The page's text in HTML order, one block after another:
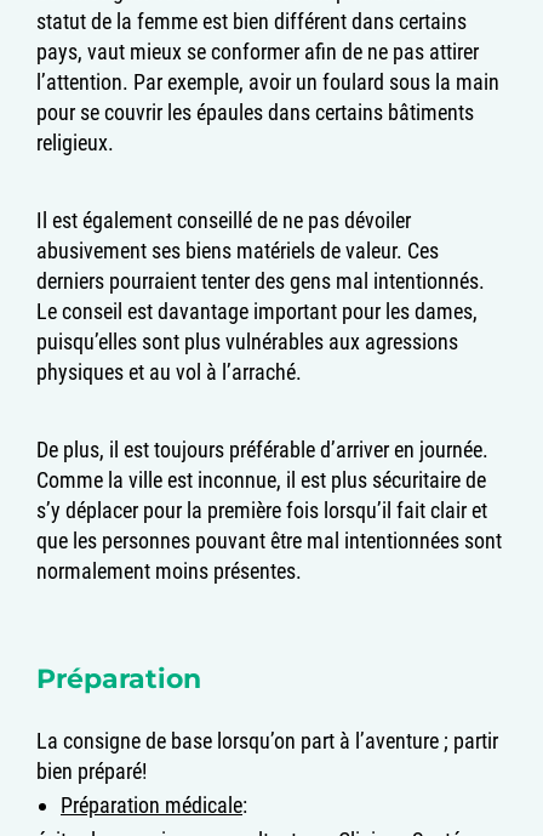
statut de la femme est bien différent dans certains
pays, vaut mieux se conformer afin de ne pas attirer
l’attention. Par exemple, avoir un foulard sous la main
pour se couvrir les épaules dans certains bâtiments
religieux.
Il est également conseillé de ne pas dévoiler
abusivement ses biens matériels de valeur. Ces
derniers pourraient tenter des gens mal intentionnés.
Le conseil est davantage important pour les dames,
puisqu’elles sont plus vulnérables aux agressions
physiques et au vol à l’arraché.
De plus, il est toujours préférable d’arriver en journée.
Comme la ville est inconnue, il est plus sécuritaire de
s’y déplacer pour la première fois lorsqu’il fait clair et
que les personnes pouvant être mal intentionnées sont
normalement moins présentes.
Préparation
La consigne de base lorsqu’on part à l’aventure ; partir
bien préparé!
Préparation médicale: